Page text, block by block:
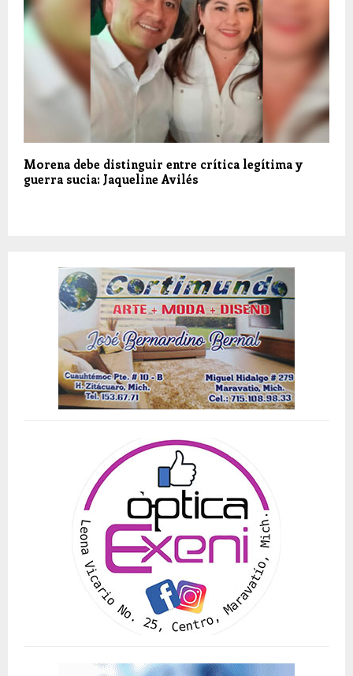
Morena debe distinguir entre crítica legítima y
guerra sucia: Jaqueline Avilés